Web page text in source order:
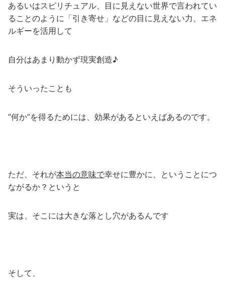
あるいはスピリチュアル、目に見えない世界で言われてい
ることのように「引き寄せ」などの目に見えない力、エネ
ルギーを活用して
自分はあまり動かず現実創造♪
そういったことも
”何か”を得るためには、効果があるといえばあるのです。
ただ、それが本当の意味で幸せに豊かに、ということにつ
ながるか？というと
実は、そこには大きな落とし穴があるんです
そして、